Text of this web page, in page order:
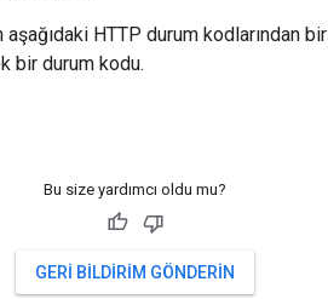
aşağıdaki HTTP durum kodlarından
bir durum kodu.
Bu size yardımcı oldu mu?
GERI BILDIRIM GÖNDERIN